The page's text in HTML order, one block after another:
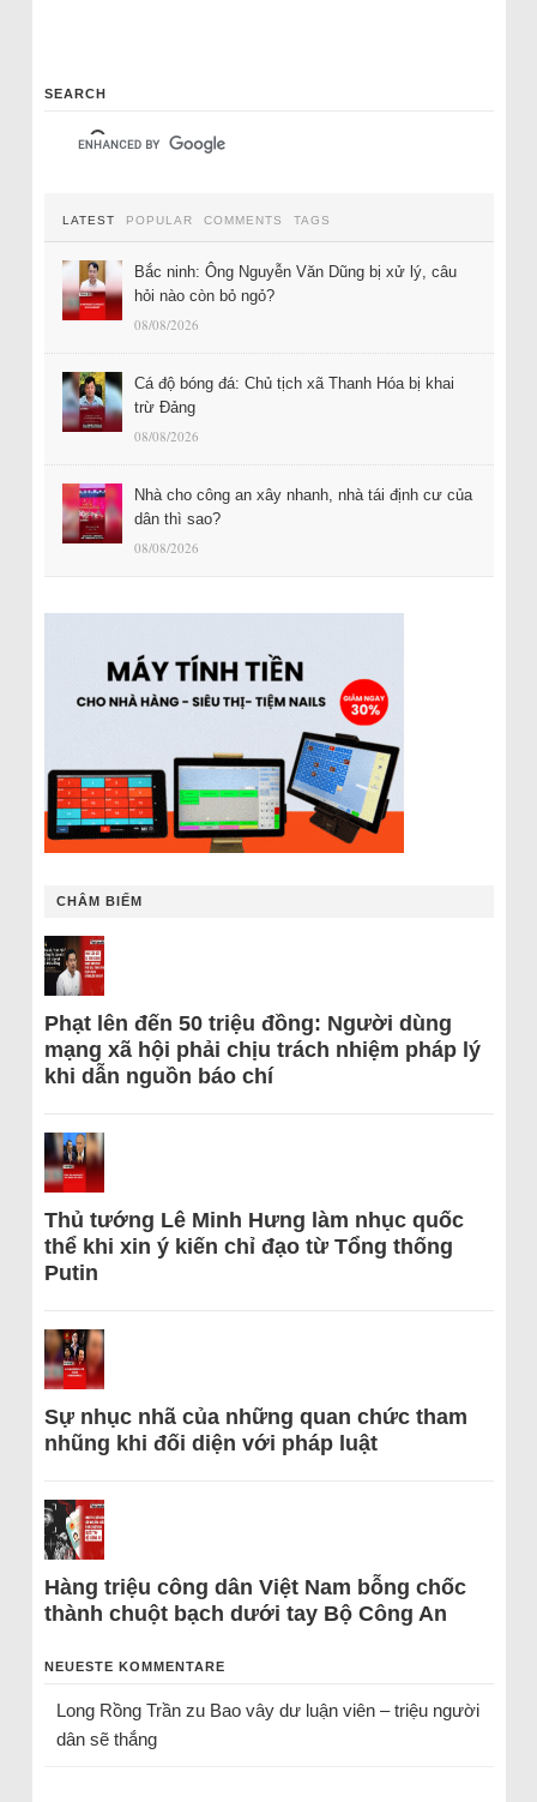
SEARCH
LATEST POPULAR COMMENTS TAGS
Bắc ninh: Ông Nguyễn Văn Dũng bị xử lý, câu
hỏi nào còn bỏ ngỏ?
08/08/2026
Cá độ bóng đá: Chủ tịch xã Thanh Hóa bị khai
trừ Đảng
08/08/2026
Nhà cho công an xây nhanh, nhà tái định cư của
dân thì sao?
08/08/2026
CHÂM BIẾM
Phạt lên đến 50 triệu đồng: Người dùng
mạng xã hội phải chịu trách nhiệm pháp lý
khi dẫn nguồn báo chí
Thủ tướng Lê Minh Hưng làm nhục quốc
thể khi xin ý kiến chỉ đạo từ Tổng thống
Putin
Sự nhục nhã của những quan chức tham
nhũng khi đối diện với pháp luật
Hàng triệu công dân Việt Nam bỗng chốc
thành chuột bạch dưới tay Bộ Công An
NEUESTE KOMMENTARE
Long Rồng Trầnzu Bao vây dư luận viên – triệu người
dân sẽ thắng